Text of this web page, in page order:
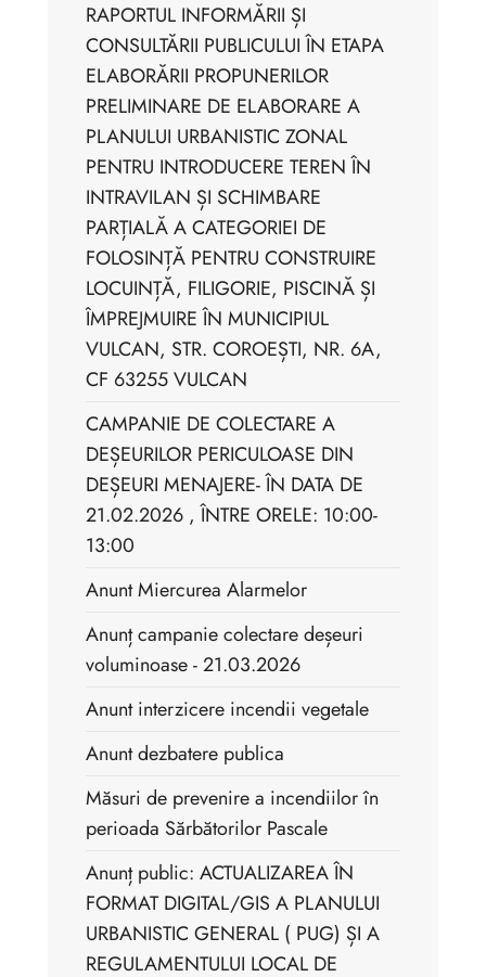
RAPORTUL INFORMĂRII ȘI
CONSULTĂRII PUBLICULUI ÎN ETAPA
ELABORĂRII PROPUNERILOR
PRELIMINARE DE ELABORARE A
PLANULUI URBANISTIC ZONAL
PENTRU INTRODUCERE TEREN ÎN
INTRAVILAN ȘI SCHIMBARE
PARȚIALĂ A CATEGORIEI DE
FOLOSINȚĂ PENTRU CONSTRUIRE
LOCUINȚĂ, FILIGORIE, PISCINĂ ȘI
ÎMPREJMUIRE ÎN MUNICIPIUL
VULCAN, STR. COROEȘTI, NR. 6A,
CF 63255 VULCAN
CAMPANIE DE COLECTARE A
DEȘEURILOR PERICULOASE DIN
DEȘEURI MENAJERE- ÎN DATA DE
21.02.2026 , ÎNTRE ORELE: 10:00-
13:00
Anunt Miercurea Alarmelor
Anunț campanie colectare deșeuri
voluminoase - 21.03.2026
Anunt interzicere incendii vegetale
Anunt dezbatere publica
Măsuri de prevenire a incendiilor în
perioada Sărbătorilor Pascale
Anunț public: ACTUALIZAREA ÎN
FORMAT DIGITAL/GIS A PLANULUI
URBANISTIC GENERAL ( PUG) ȘI A
REGULAMENTULUI LOCAL DE